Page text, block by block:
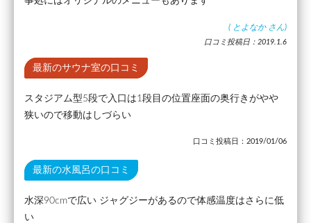
( とよなか さん)
口コミ投稿日：2019.1.6
最新のサウナ室の口コミ
スタジアム型5段で入口は1段目の位置座面の奥行きがやや
狭いので移動はしづらい
口コミ投稿日：2019/01/06
最新の水風呂の口コミ
水深90cmで広い ジャグジーがあるので体感温度はさらに低
い